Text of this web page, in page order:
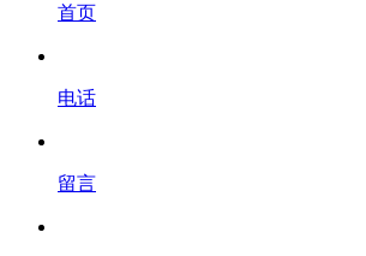
首页
电话
留言